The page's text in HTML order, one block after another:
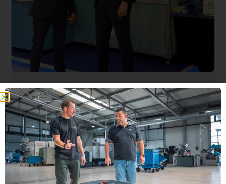
Erfolgsgeschichten
Smart Robotics und ProLog Automation
vereinbaren strategische Partnerschaft
31. März 2026
Die Unternehmen geben im Rahmen der internationalen
Fachmesse für Intralogistik-Lösungen und
Prozessmanagement LogiMAT den Start...